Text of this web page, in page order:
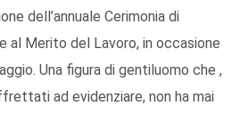
dell’annuale Cerimonia di
al Merito del Lavoro, in occasione
Una figura di gentiluomo che ,
ad evidenziare, non ha mai